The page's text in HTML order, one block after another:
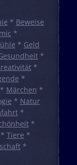
* Beweise
*
* Geld
*
*
*
* Märchen *
* Natur
*
*
Tiere *
*